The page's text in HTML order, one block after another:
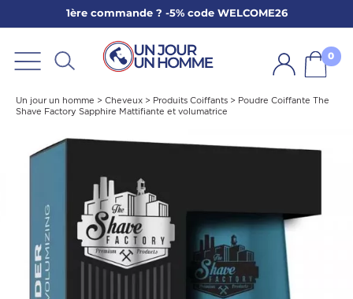
1ère commande ? -5% code WELCOME26
0
LA BARBE
Un jour un homme > Cheveux > Produits Coiffants > Poudre Coiffante The
Shave Factory Sapphire Mattifiante et volumatrice